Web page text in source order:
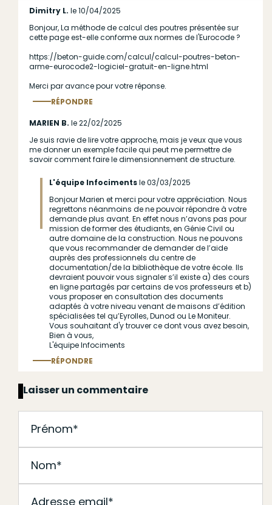
Dimitry L. le 10/04/2025
Bonjour, La méthode de calcul des poutres présentée sur
cette page est-elle conforme aux normes de l'Eurocode ?
https://beton-guide.com/calcul/calcul-poutres-beton-
arme-eurocode2-logiciel-gratuit-en-ligne.html
Merci par avance pour votre réponse.
Répondreau commentaire
conditions générales d'utilisation
RÉPONDRE
MARIEN B. le 22/02/2025
Je suis ravie de lire votre approche, mais je veux que vous
me donner un exemple facile qui peut me permettre de
savoir comment faire le dimensionnement de structure.
L'équipe Infocimentsle 03/03/2025
En
réponse
à
(sans
sujet)
par
Anonyme
(non
vérifié)
Bonjour Marien et merci pour votre appréciation. Nous
regrettons néanmoins de ne pouvoir répondre à votre
demande plus avant. En effet nous n’avons pas pour
mission de former des étudiants, en Génie Civil ou
autre domaine de la construction. Nous ne pouvons
que vous recommander de demander de l’aide
auprès des professionnels du centre de
documentation/de la bibliothèque de votre école. Ils
devraient pouvoir vous signaler s’il existe a) des cours
en ligne partagés par certains de vos professeurs et b)
vous proposer en consultation des documents
adaptés à votre niveau venant de maisons d’édition
spécialisées tel qu’Eyrolles, Dunod ou Le Moniteur.
Vous souhaitant d'y trouver ce dont vous avez besoin,
Bien à vous,
L'équipe Infociments
RÉPONDRE
Laisser un commentaire